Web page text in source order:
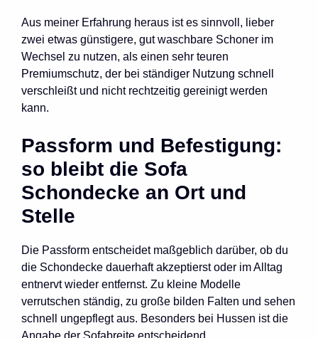
Aus meiner Erfahrung heraus ist es sinnvoll, lieber
zwei etwas günstigere, gut waschbare Schoner im
Wechsel zu nutzen, als einen sehr teuren
Premiumschutz, der bei ständiger Nutzung schnell
verschleißt und nicht rechtzeitig gereinigt werden
kann.
Passform und Befestigung:
so bleibt die Sofa
Schondecke an Ort und
Stelle
Die Passform entscheidet maßgeblich darüber, ob du
die Schondecke dauerhaft akzeptierst oder im Alltag
entnervt wieder entfernst. Zu kleine Modelle
verrutschen ständig, zu große bilden Falten und sehen
schnell ungepflegt aus. Besonders bei Hussen ist die
Angabe der Sofabreite entscheidend.